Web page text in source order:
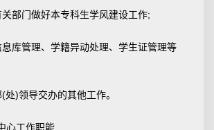
部门做好本专科生学风建设工作;
库管理、学籍异动处理、学生证管理等
)领导交办的其他工作。
心工作职能